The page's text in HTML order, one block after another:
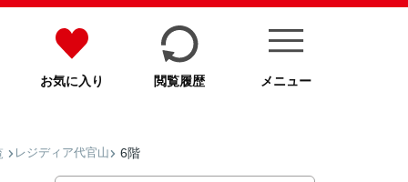
お気に入り 閲覧履歴 メニュー
レジディア代官山 6階